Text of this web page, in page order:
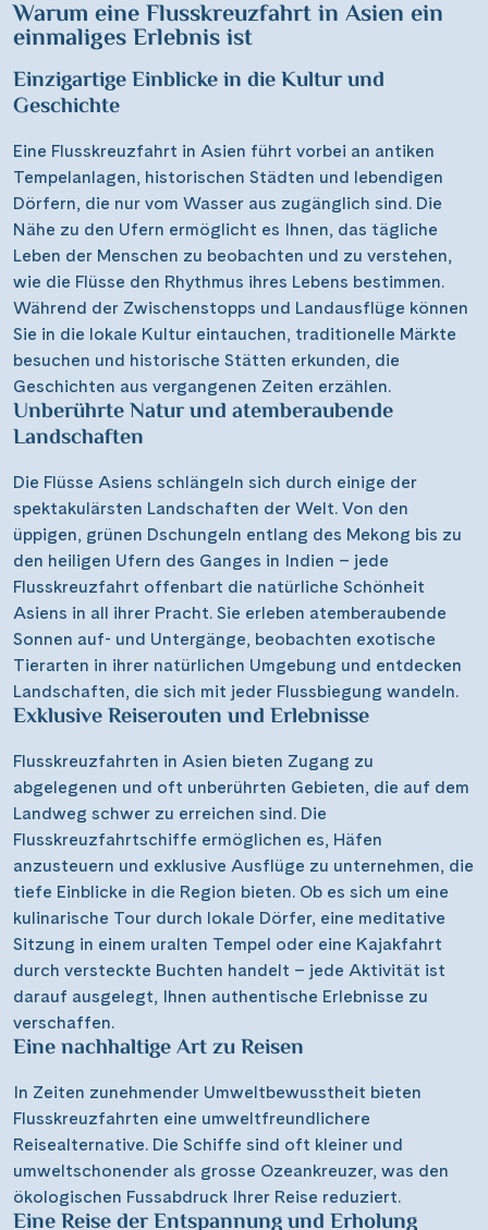
Warum eine Flusskreuzfahrt in Asien ein
einmaliges Erlebnis ist
Einzigartige Einblicke in die Kultur und
Geschichte
Eine Flusskreuzfahrt in Asien führt vorbei an antiken
Tempelanlagen, historischen Städten und lebendigen
Dörfern, die nur vom Wasser aus zugänglich sind. Die
Nähe zu den Ufern ermöglicht es Ihnen, das tägliche
Leben der Menschen zu beobachten und zu verstehen,
wie die Flüsse den Rhythmus ihres Lebens bestimmen.
Während der Zwischenstopps und Landausflüge können
Sie in die lokale Kultur eintauchen, traditionelle Märkte
besuchen und historische Stätten erkunden, die
Geschichten aus vergangenen Zeiten erzählen.
Unberührte Natur und atemberaubende
Landschaften
Die Flüsse Asiens schlängeln sich durch einige der
spektakulärsten Landschaften der Welt. Von den
üppigen, grünen Dschungeln entlang des Mekong bis zu
den heiligen Ufern des Ganges in Indien – jede
Flusskreuzfahrt offenbart die natürliche Schönheit
Asiens in all ihrer Pracht. Sie erleben atemberaubende
Sonnen auf- und Untergänge, beobachten exotische
Tierarten in ihrer natürlichen Umgebung und entdecken
Landschaften, die sich mit jeder Flussbiegung wandeln.
Exklusive Reiserouten und Erlebnisse
Flusskreuzfahrten in Asien bieten Zugang zu
abgelegenen und oft unberührten Gebieten, die auf dem
Landweg schwer zu erreichen sind. Die
Flusskreuzfahrtschiffe ermöglichen es, Häfen
anzusteuern und exklusive Ausflüge zu unternehmen, die
tiefe Einblicke in die Region bieten. Ob es sich um eine
kulinarische Tour durch lokale Dörfer, eine meditative
Sitzung in einem uralten Tempel oder eine Kajakfahrt
durch versteckte Buchten handelt – jede Aktivität ist
darauf ausgelegt, Ihnen authentische Erlebnisse zu
verschaffen.
Eine nachhaltige Art zu Reisen
In Zeiten zunehmender Umweltbewusstheit bieten
Flusskreuzfahrten eine umweltfreundlichere